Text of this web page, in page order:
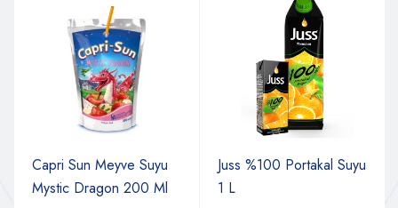
Capri Sun Meyve Suyu
Mystic Dragon 200 Ml
Juss %100 Portakal Suyu
1 L